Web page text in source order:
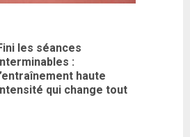
les séances
:
haute
qui change tout